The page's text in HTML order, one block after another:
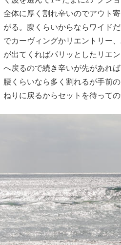
全体に厚く割れ辛いのでアウト
がる。腹くらいからならワイド
でカーヴィングかリエントリー
が出てくればパリッとしたリエ
へ戻るので続き辛いが先があれば
腰くらいなら多く割れるが手前
ねりに戻るからセットを待っての